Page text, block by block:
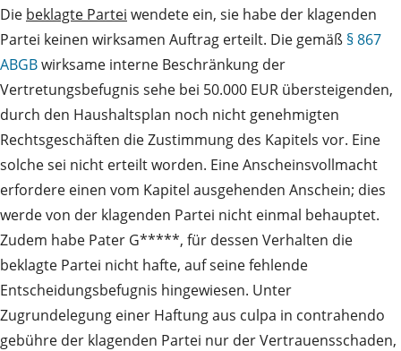
Die beklagte Partei wendete ein, sie habe der klagenden
Partei keinen wirksamen Auftrag erteilt. Die gemäß § 867
ABGBwirksame interne Beschränkung der
Vertretungsbefugnis sehe bei 50.000 EUR übersteigenden,
durch den Haushaltsplan noch nicht genehmigten
Rechtsgeschäften die Zustimmung des Kapitels vor. Eine
solche sei nicht erteilt worden. Eine Anscheinsvollmacht
erfordere einen vom Kapitel ausgehenden Anschein; dies
werde von der klagenden Partei nicht einmal behauptet.
Zudem habe Pater G*****, für dessen Verhalten die
beklagte Partei nicht hafte, auf seine fehlende
Entscheidungsbefugnis hingewiesen. Unter
Zugrundelegung einer Haftung aus culpa in contrahendo
gebühre der klagenden Partei nur der Vertrauensschaden,